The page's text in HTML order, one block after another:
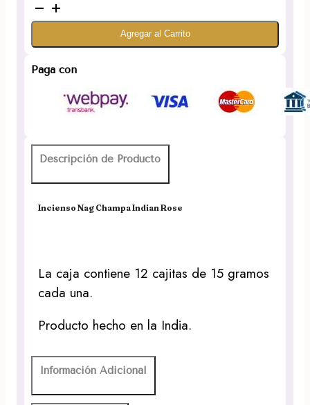
Incienso
Nag
Rose
Agregar al Carrito
Paga con
Descripción de Producto
Incienso Nag Champa Indian Rose
La caja contiene 12 cajitas de 15 gramos
cada una.
Producto hecho en la India.
Información Adicional